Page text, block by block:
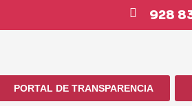
928
PORTAL DE TRANSPARENCIA